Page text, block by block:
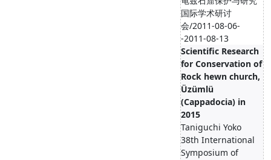
国际学术研讨
会/2011-08-06-
-2011-08-13
Scientific Research
for Conservation of
Rock hewn church,
Üzümlü
(Cappadocia) in
2015
Taniguchi Yoko
38th International
Symposium of